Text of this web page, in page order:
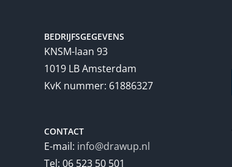
BEDRIJFSGEGEVENS
KNSM-laan 93
1019 LB Amsterdam
KvK nummer: 61886327
CONTACT
E-mail: info@drawup.nl
Tel: 06 523 50 501